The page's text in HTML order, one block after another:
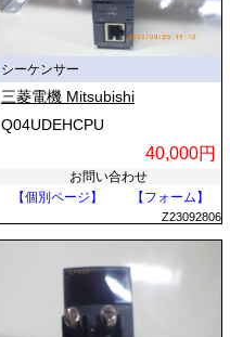
シーケンサー
三菱電機 Mitsubishi
Q04UDEHCPU
40,000円
お問い合わせ
【個別ページ】
【フォーム】
Z23092806